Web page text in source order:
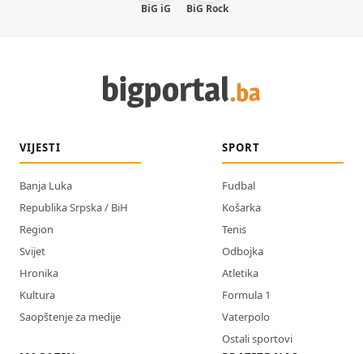
BiG iG BiG Rock
VIJESTI
Banja Luka
Republika Srpska / BiH
Region
Svijet
Hronika
Kultura
Saopštenje za medije
SPORT
Fudbal
Košarka
Tenis
Odbojka
Atletika
Formula 1
Vaterpolo
Ostali sportovi